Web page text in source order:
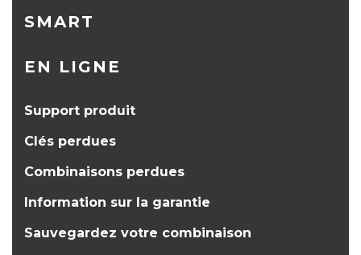
SMART
EN LIGNE
Support produit
Clés perdues
Combinaisons perdues
Information sur la garantie
Sauvegardez votre combinaison